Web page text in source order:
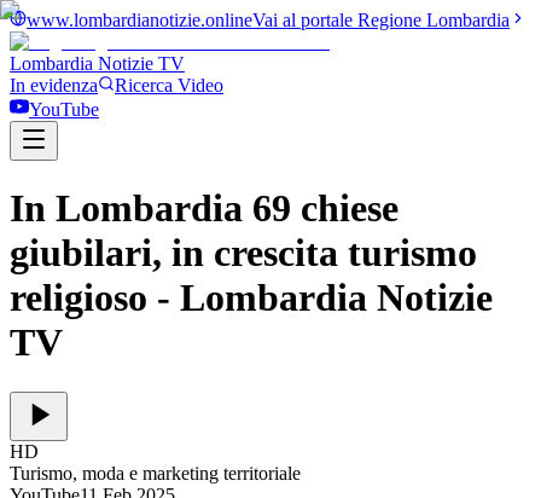
www.lombardianotizie.onlineVai al portale Regione Lombardia
Lombardia Notizie TV
In evidenza
Ricerca Video
YouTube
In Lombardia 69 chiese
giubilari, in crescita turismo
religioso - Lombardia Notizie
TV
HD
Turismo, moda e marketing territoriale